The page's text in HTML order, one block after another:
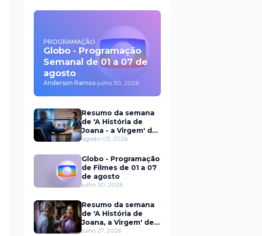
PROGRAMAÇÃO
Globo - Programação
Semanal de 01 a 07 de
agosto
Anderson Ramos-julho 30, 2026
Resumo da semana
de 'A História de
Joana - a Virgem' de
03 a 07 de agosto
agosto 03, 2026
Globo - Programação
de Filmes de 01 a 07
de agosto
julho 30, 2026
Resumo da semana
de 'A História de
Joana, a Virgem' de
27 a 31 de julho
julho 27, 2026